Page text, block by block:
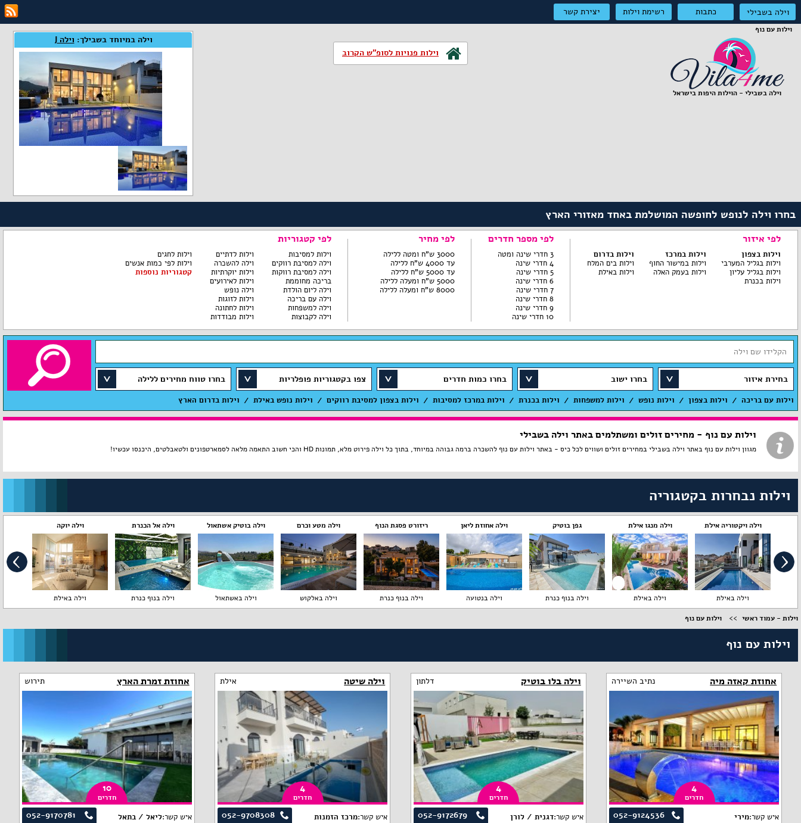
וילה בשבילי כתבות רשימת וילות יצירת קשר
וילות עם נוף
וילות פנויות לסופ"ש הקרוב
וילה במיוחד בשבילך: וילה J
וילה בשבילי - הוילות היפות בישראל
בחרו וילה לנופש לחופשה המושלמת באחד מאזורי הארץ
לפי איזור
וילות בצפון
וילות בגליל המערבי
וילות בגליל עליון
וילות בכנרת
וילות במרכז
וילות במישור החוף
וילות בעמק האלה
וילות בדרום
וילות בים המלח
וילות באילת
לפי מספר חדרים
3 חדרי שינה ומטה
4 חדרי שינה
5 חדרי שינה
6 חדרי שינה
7 חדרי שינה
8 חדרי שינה
9 חדרי שינה
10 חדרי שינה
לפי מחיר
3000 ש"ח ומטה ללילה
עד 4000 ש"ח ללילה
עד 5000 ש"ח ללילה
5000 ש"ח ומעלה ללילה
8000 ש"ח ומעלה ללילה
לפי קטגוריות
וילות למסיבות
וילה למסיבת רווקים
וילה למסיבת רווקות
בריכה מחוממת
וילה ליום הולדת
וילה עם בריכה
וילה למשפחות
וילה לקבוצות
וילות לדתיים
וילה להשכרה
וילות יוקרתיות
וילות לאירועים
וילה נופש
וילות לזוגות
וילות לחתונה
וילות מבודדות
וילות לחגים
וילות לפי כמות אנשים
קטגוריות נוספות
בחירת איזור בחרו ישוב בחרו כמות חדרים צפו בקטגוריות פופלריות בחרו טווח מחירים ללילה
וילות עם בריכה וילות בצפון וילות נופש וילות למשפחות וילות בכנרת וילות במרכז למסיבות וילות בצפון למסיבת רווקים וילות נופש באילת וילות בדרום הארץ
וילות עם נוף - מחירים זולים ומשתלמים באתר וילה בשבילי
מגוון וילות עם נוף באתר וילה בשבילי במחירים זולים ושווים לכל כיס - באתר וילות עם נוף להשכרה ברמה גבוהה במיוחד, בתוך כל וילה פירוט מלא, תמונות HD והכי חשוב התאמה מלאה לסמארטפונים ולטאבלטים, היכנסו עכשיו!
וילות נבחרות בקטגוריה
וילה יוקה
וילה באילת
וילה אל הכנרת
וילה בנוף כנרת
וילה בוטיק אשתאול
וילה באשתאול
וילה מטע וכרם
וילה באלקוש
ריזורט פסגת הנוף
וילה בנוף כנרת
וילה אחוזת ליאן
וילה בנטועה
גפן בוטיק
וילה בנוף כנרת
וילה מנגו אילת
וילה באילת
וילה ויקטוריה אילת
וילה באילת
וילות - עמוד ראשי וילות עם נוף
וילות עם נוף
אחוזת קאזה מיה נתיב השיירה
4
חדרים
052-9124536 איש קשר:מירי
וילה בלו בוטיק דלתון
4
חדרים
052-9172679 איש קשר:דגנית / לורן
וילה שיטה אילת
4
חדרים
052-9708308 איש קשר:מרכז הזמנות
אחוזת זמרת הארץ תירוש
10
חדרים
052-9170781 איש קשר:ליאל / בתאל